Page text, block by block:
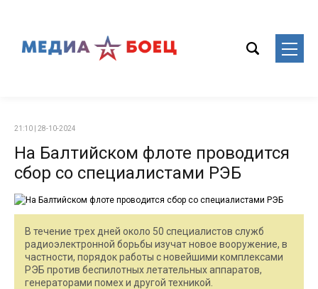
21:10 | 28-10-2024
На Балтийском флоте проводится
сбор со специалистами РЭБ
В течение трех дней около 50 специалистов служб
радиоэлектронной борьбы изучат новое вооружение, в
частности, порядок работы с новейшими комплексами
РЭБ против беспилотных летательных аппаратов,
генераторами помех и другой техникой.